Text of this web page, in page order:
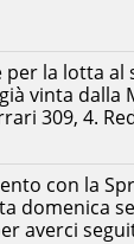
con la
domenica
averci
la lotta al
vinta dalla
309, 4.